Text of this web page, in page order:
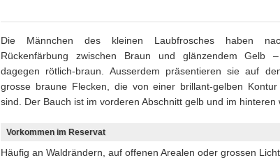
Die Männchen des kleinen Laubfrosches haben
Rückenfärbung zwischen Braun und glänzendem Gelb
dagegen rötlich-braun. Ausserdem präsentieren sie auf
grosse braune Flecken, die von einer brillant-gelben Kontur
sind. Der Bauch ist im vorderen Abschnitt gelb und im hinteren
Vorkommen im Reservat
Häufig an Waldrändern, auf offenen Arealen oder grossen